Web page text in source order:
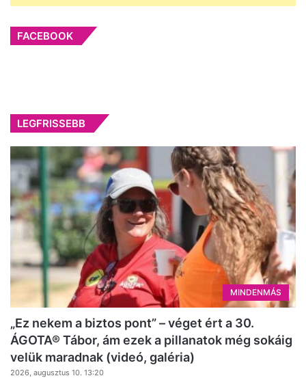
FACEBOOK
LEGFRISSEBB
MINDENMÁS
„Ez nekem a biztos pont” – véget ért a 30.
ÁGOTA® Tábor, ám ezek a pillanatok még sokáig
velük maradnak (videó, galéria)
2026, augusztus 10. 13:20